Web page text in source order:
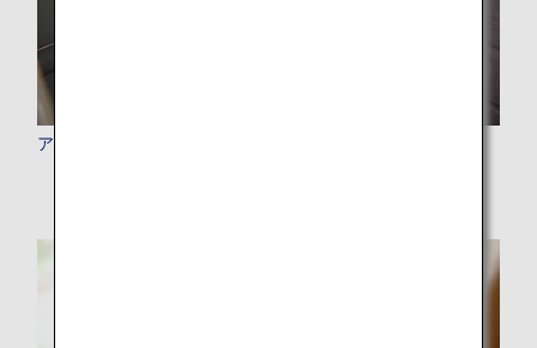
アップグレードポイント